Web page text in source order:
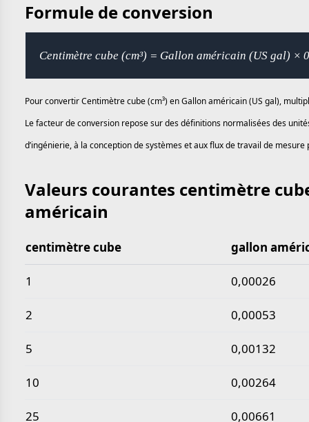
Formule de conversion
Centimètre cube (cm³) = Gallon américain (US gal) ×
Pour convertir Centimètre cube (cm³) en Gallon américain (US gal),
Le facteur de conversion repose sur des définitions normalisées des
d’ingénierie, à la conception de systèmes et aux flux de travail de mesure
Valeurs courantes centimètre
américain
Valeurs courantes centimètre cube en gallon
centimètre cube gallon
1 0,00026
2 0,00053
5 0,00132
10 0,00264
25 0,00661